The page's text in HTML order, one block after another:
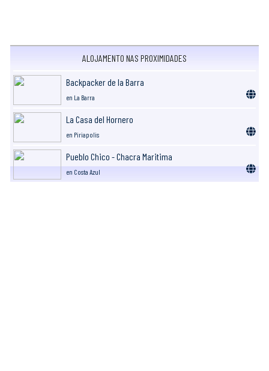
ALOJAMENTO NAS PROXIMIDADES
Backpacker de la Barra
en La Barra
La Casa del Hornero
en Piriapolis
Pueblo Chico - Chacra Maritima
en Costa Azul